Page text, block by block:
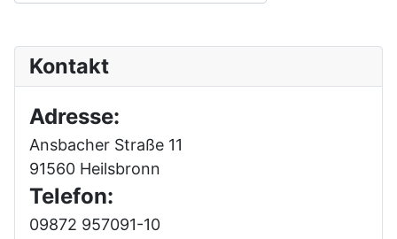
Kontakt
Adresse:
Ansbacher Straße 11
91560 Heilsbronn
Telefon:
09872 957091-10